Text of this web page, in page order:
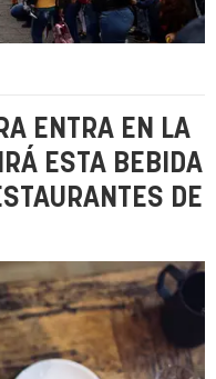
ENTRA EN LA
ESTA BEBIDA
DE